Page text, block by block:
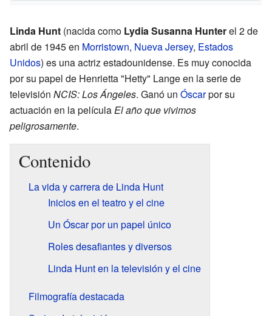
Linda Hunt (nacida como Lydia Susanna Hunterel 2 de
abril de 1945 en Morristown, Nueva Jersey, Estados
Unidos) es una actriz estadounidense. Es muy conocida
por su papel de Henrietta "Hetty" Lange en la serie de
televisión NCIS: Los Ángeles. Ganó un Óscarpor su
actuación en la películaEl año que vivimos
peligrosamente.
Contenido
La vida y carrera de Linda Hunt
Inicios en el teatro y el cine
Un Óscar por un papel único
Roles desafiantes y diversos
Linda Hunt en la televisión y el cine
Filmografía destacada